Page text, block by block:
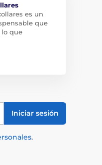
es un
que
lo que
Iniciar sesión
.